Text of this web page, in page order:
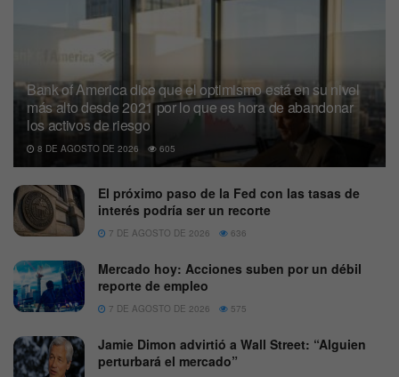
Bank of America dice que el optimismo está en su nivel
más alto desde 2021 por lo que es hora de abandonar
los activos de riesgo
8 DE AGOSTO DE 2026 605
El próximo paso de la Fed con las tasas de
interés podría ser un recorte
7 DE AGOSTO DE 2026 636
Mercado hoy: Acciones suben por un débil
reporte de empleo
7 DE AGOSTO DE 2026 575
Jamie Dimon advirtió a Wall Street: “Alguien
perturbará el mercado”